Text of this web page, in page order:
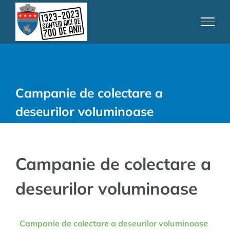
content
Campanie de colectare a
deseurilor voluminoase
Campanie de colectare a
deseurilor voluminoase
Campanie de colectare a deseurilor voluminoase